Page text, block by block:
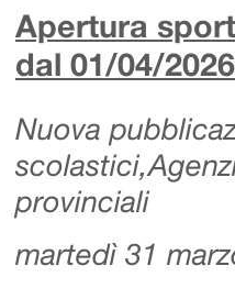
Apertura
dal 01/04/2026
Nuova
provinciali
martedì 31